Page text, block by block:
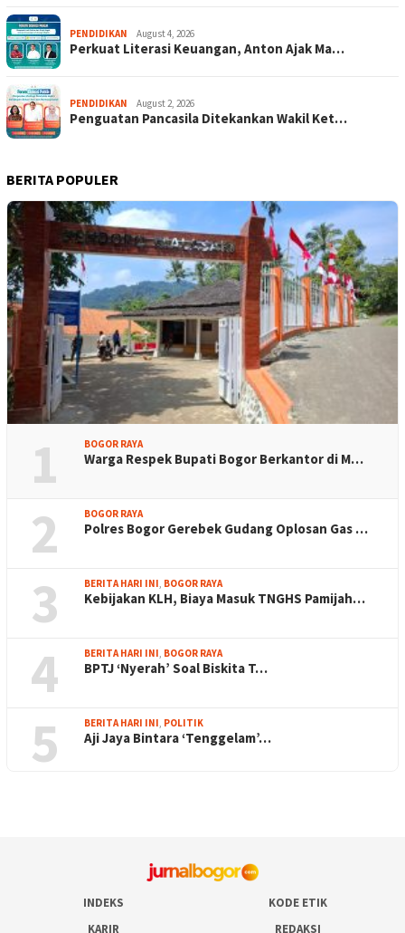
PENDIDIKAN August 4, 2026
Perkuat Literasi Keuangan, Anton Ajak Ma…
PENDIDIKAN August 2, 2026
Penguatan Pancasila Ditekankan Wakil Ket…
BERITA POPULER
1 BOGOR RAYA
Warga Respek Bupati Bogor Berkantor di M…
2 BOGOR RAYA
Polres Bogor Gerebek Gudang Oplosan Gas …
3 BERITA HARI INI BOGOR RAYA
Kebijakan KLH, Biaya Masuk TNGHS Pamijah…
4 BERITA HARI INI BOGOR RAYA
BPTJ ‘Nyerah’ Soal Biskita T…
5 BERITA HARI INI POLITIK
Aji Jaya Bintara ‘Tenggelam’…
INDEKS
KODE ETIK
KARIR
REDAKSI